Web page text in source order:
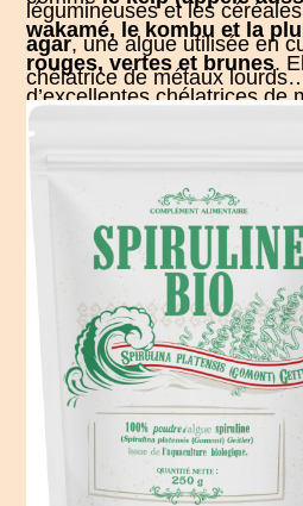
légumineuses et les
agar, une algue utilisée en
chélatrice de métaux
l’utiliser en cuisine pour
psyllium
efficacement à coller les
un transit régulé.
wakamé, le kombu et la
rouges, vertes et brunes.
d’excellentes chélatrices de
radio-actifs. La cuisine à
chélatrice et antioxydante.
des ours, sous forme
déloger les métaux lourds en